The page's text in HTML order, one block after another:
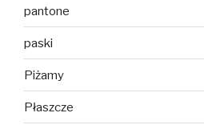
pantone
paski
Piżamy
Płaszcze